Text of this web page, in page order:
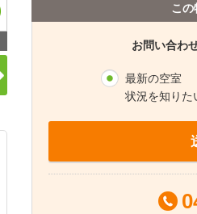
この
お問い合わ
最新の空室
状況を知りた